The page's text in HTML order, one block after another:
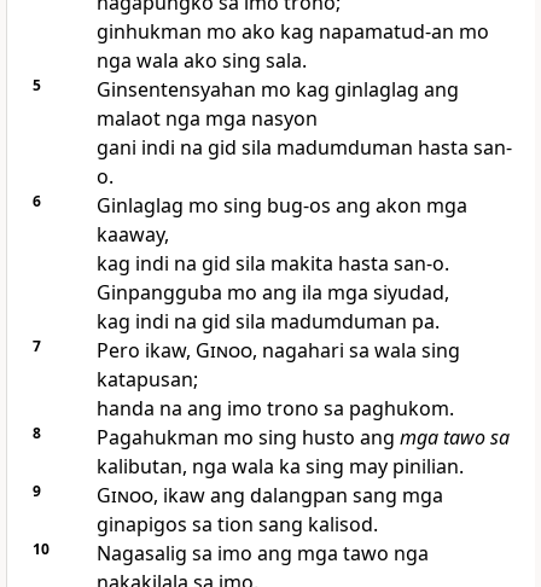
ginhukman mo ako kag napamatud-an mo
nga wala ako sing sala.
5
Ginsentensyahan mo kag ginlaglag ang
malaot nga mga nasyon
gani indi na gid sila madumduman hasta san-
o.
6
Ginlaglag mo sing bug-os ang akon mga
kaaway,
kag indi na gid sila makita hasta san-o.
Ginpangguba mo ang ila mga siyudad,
kag indi na gid sila madumduman pa.
7 Pero ikaw, Ginoo, nagahari sa wala sing
katapusan;
handa na ang imo trono sa paghukom.
8 Pagahukman mo sing husto ang mga tawo sa
kalibutan, nga wala ka sing may pinilian.
9 Ginoo, ikaw ang dalangpan sang mga
ginapigos sa tion sang kalisod.
10
Nagasalig sa imo ang mga tawo nga